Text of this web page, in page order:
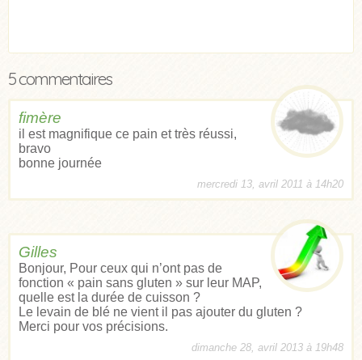
5 commentaires
fimère
il est magnifique ce pain et très réussi,
bravo
bonne journée
mercredi 13, avril 2011 à 14h20
Gilles
Bonjour, Pour ceux qui n’ont pas de
fonction « pain sans gluten » sur leur MAP,
quelle est la durée de cuisson ?
Le levain de blé ne vient il pas ajouter du gluten ?
Merci pour vos précisions.
dimanche 28, avril 2013 à 19h48